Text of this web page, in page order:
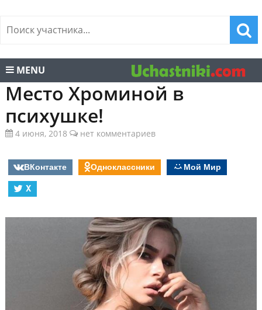
MENU
Место Хроминой в
психушке!
4 июня, 2018 нет комментариев
ВКонтакте Одноклассники
Мой Мир
X